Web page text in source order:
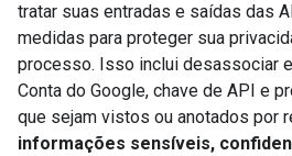
tratar suas entradas e saídas das
medidas para proteger sua
processo. Isso inclui desassociar
Conta do Google, chave de API e
que sejam vistos ou anotados por
informações sensíveis,